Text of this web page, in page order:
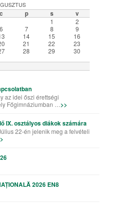
c p s v
1
2
6 7 8
9
14 15
16
21 22
23
28 29
30
az idei őszi érettségi
Főgimnáziumban … >>
IX. osztályos diákok számára
22-én jelenik meg a felvételi
2026 EN8